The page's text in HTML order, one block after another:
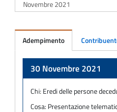
Adempimento
30 Novembre 2021
Chi: Eredi delle persone
Cosa: Presentazione